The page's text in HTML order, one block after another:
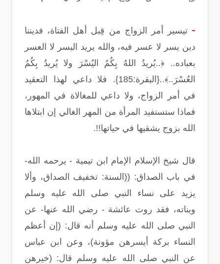
- تيسير أمر الزواج من قِبل أهل الفتاة، فديننا
دين يسر لا عسر فيه، والله يريد اليسر لا العسر
بعباده.. ﴿..يُريدُ اللهُ بِكُمُ اليُسْرَ ولا يُريدُ بِكُمُ
العُسْرَ..﴾..{البقرة:185}. فلا داعي لهذا التعقيد
في أمر الزواج، ولا داعي للمغالاة في المهور،
فماذا ستستفيد المرأة من المهر الغالي إن ابتلاها
الله بزوج يشقيها في حياتها!!.
قال شيخ الإسلام الإمام ابن تيمية - يرحمه الله-
في باب الصداق: ((السنة:‏ تخفيف الصداق، وألا
يزيد على نساء النبي صلى الله عليه وسلم
وبناته، فقد روت عائشة - رضي الله عنها- عن
النبي صلى الله عليه وسلم أنه قال‏:‏ ‏(‏إن أعظم
النساء بركة أيسرهن مؤونة‏)،‏ وعن ابن عباس
عن النبي صلى الله عليه وسلم قال‏:‏ ‏(‏خيرهن